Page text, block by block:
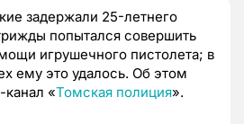
задержали 25-летнего
попытался совершить
игрушечного пистолета; в
ему это удалось. Об этом
«Томская полиция».